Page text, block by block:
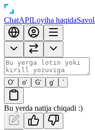
ChatAPILoyiha haqida
O‘ o‘ G‘ g‘ ’
Bu yerda natija chiqadi :)